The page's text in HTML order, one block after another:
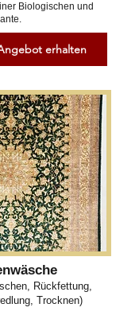
Biologischen und
erhalten
Rückfettung,
Trocknen)